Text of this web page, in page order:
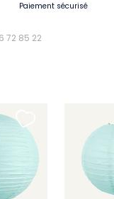
Paiement sécurisé
72 85 22